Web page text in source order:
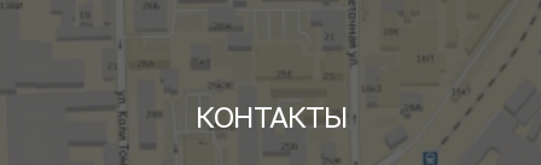
КОНТАКТЫ